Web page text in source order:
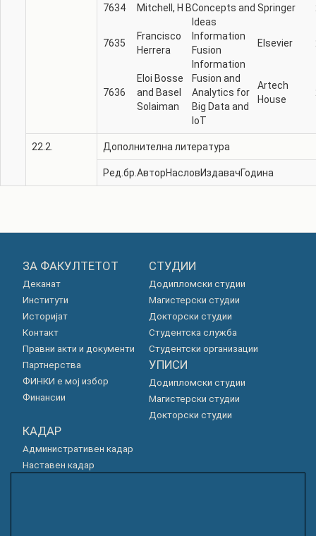
7634 Mitchell, H BConcepts and
Ideas
Springer
7635
Francisco
Herrera
Information
Fusion
Elsevier
7636
Eloi Bosse
and Basel
Solaiman
Information
Fusion and
Analytics for
Big Data and
IoT
Artech
House
22.2. Дополнителна литература
Ред.бр. АвторНасловИздавачГодина
ЗА ФАКУЛТЕТОТ
Деканат
Институти
Историјат
Контакт
Правни акти и документи
Партнерства
ФИНКИ е мој избор
Финансии
СТУДИИ
Додипломски студии
Магистерски студии
Докторски студии
Студентска служба
Студентски организации
УПИСИ
Додипломски студии
Магистерски студии
Докторски студии
КАДАР
Административен кадар
Наставен кадар